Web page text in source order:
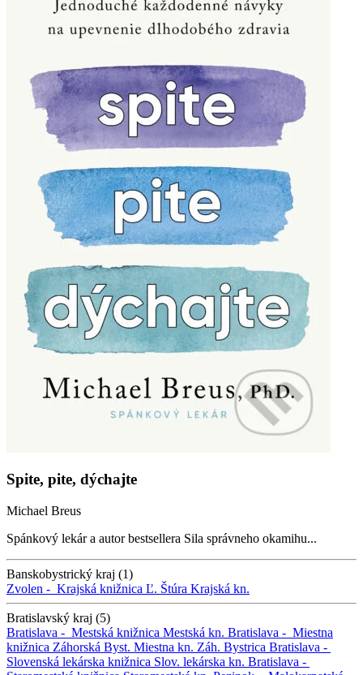
Spite, pite, dýchajte
Michael Breus
Spánkový lekár a autor bestsellera Sila správneho okamihu...
Banskobystrický kraj (1)
Zvolen - Krajská knižnica Ľ. Štúra Krajská kn.
Bratislavský kraj (5)
Bratislava - Mestská knižnica Mestská kn. Bratislava - Miestna
knižnica Záhorská Byst. Miestna kn. Záh. Bystrica Bratislava -
Slovenská lekárska knižnica Slov. lekárska kn. Bratislava -